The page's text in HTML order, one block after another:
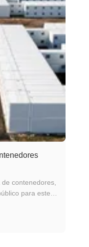
contenedores,
para este